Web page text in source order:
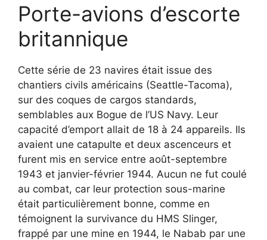
Porte-avions d’escorte
britannique
Cette série de 23 navires était issue des
chantiers civils américains (Seattle-Tacoma),
sur des coques de cargos standards,
semblables aux Bogue de l’US Navy. Leur
capacité d’emport allait de 18 à 24 appareils. Ils
avaient une catapulte et deux ascenceurs et
furent mis en service entre août-septembre
1943 et janvier-février 1944. Aucun ne fut coulé
au combat, car leur protection sous-marine
était particulièrement bonne, comme en
témoignent la survivance du HMS Slinger,
frappé par une mine en 1944, le Nabab par une